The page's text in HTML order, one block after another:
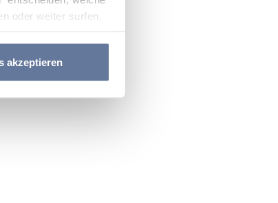
oder weiter surfen,
akzeptieren